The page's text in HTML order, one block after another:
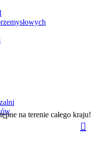
na terenie całego kraju!